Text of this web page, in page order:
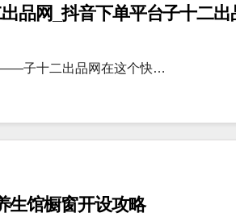
品网_抖音下单平台子十二出
——子十二出品网在这个快…
生馆橱窗开设攻略